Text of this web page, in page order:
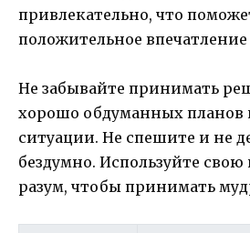
привлекательно, что
положительное
Не забывайте принимать
хорошо обдуманных планов
ситуации. Не спешите и не
бездумно. Используйте
разум, чтобы принимать